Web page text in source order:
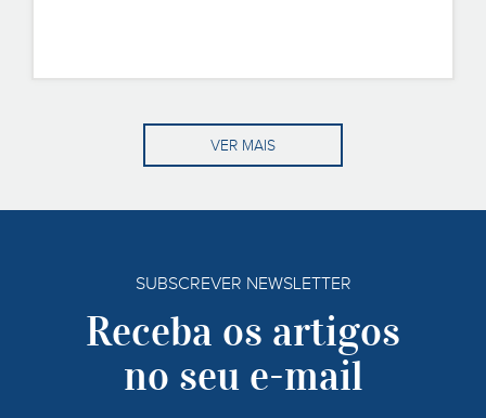
VER MAIS
SUBSCREVER NEWSLETTER
Receba os artigos
no seu e-mail